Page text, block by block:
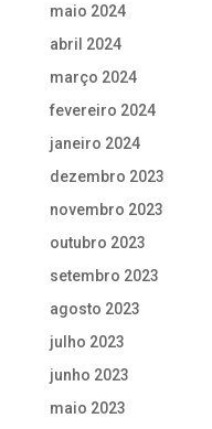
maio 2024
abril 2024
março 2024
fevereiro 2024
janeiro 2024
dezembro 2023
novembro 2023
outubro 2023
setembro 2023
agosto 2023
julho 2023
junho 2023
maio 2023